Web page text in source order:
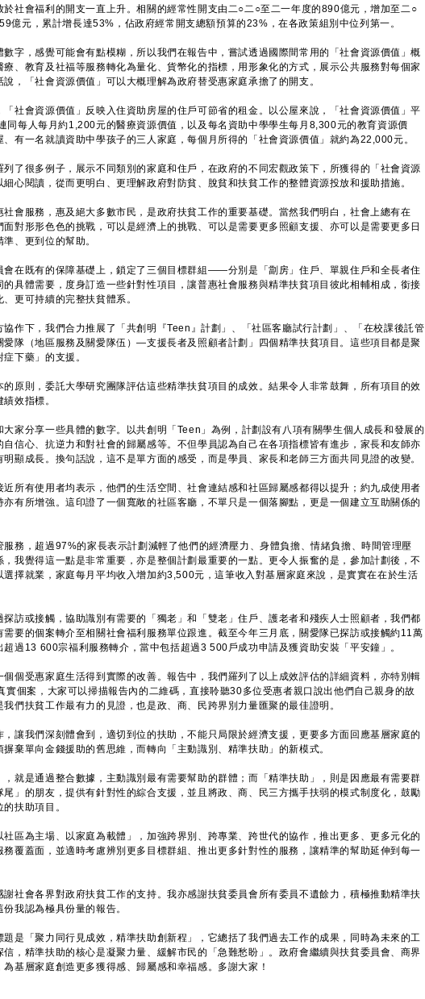
會福利的開支一直上升。相關的經常性開支由二○二○至二一年度的890億元，增加至二○
億元，累計增長達53%，佔政府經常開支總額預算的23%，在各政策組別中位列第一。
，感覺可能會有點模糊，所以我們在報告中，嘗試透過國際間常用的「社會資源價值」概
療、教育及社福等服務轉化為量化、貨幣化的指標，用形象化的方式，展示公共服務對每個家
說，「社會資源價值」可以大概理解為政府替受惠家庭承擔了的開支。
會資源價值」反映入住資助房屋的住戶可節省的租金。以公屋來說，「社會資源價值」平
同每人每月約1,200元的醫療資源價值，以及每名資助中學學生每月8,300元的教育資源價
、有一名就讀資助中學孩子的三人家庭，每個月所得的「社會資源價值」就約為22,000元。
很多例子，展示不同類別的家庭和住戶，在政府的不同宏觀政策下，所獲得的「社會資源
心閱讀，從而更明白、更理解政府對防貧、脫貧和扶貧工作的整體資源投放和援助措施。
服務，惠及絕大多數市民，是政府扶貧工作的重要基礎。當然我們明白，社會上總有在
面對形形色色的挑戰，可以是經濟上的挑戰、可以是需要更多照顧支援、亦可以是需要更多日
、更到位的幫助。
在既有的保障基礎上，鎖定了三個目標群組——分別是「劏房」住戶、單親住戶和全長者住
的具體需要，度身訂造一些針對性項目，讓普惠社會服務與精準扶貧項目彼此相輔相成，銜接
更可持續的完整扶貧體系。
下，我們合力推展了「共創明『Teen』計劃」、「社區客廳試行計劃」、「在校課後託管
愛隊（地區服務及關愛隊伍）—支援長者及照顧者計劃」四個精準扶貧項目。這些項目都是聚
下藥」的支援。
則，委託大學研究團隊評估這些精準扶貧項目的成效。結果令人非常鼓舞，所有項目的效
效指標。
分享一些具體的數字。以共創明「Teen」為例，計劃設有八項有關學生個人成長和發展的
自信心、抗逆力和對社會的歸屬感等。不但學員認為自己在各項指標皆有進步，家長和友師亦
顯成長。換句話說，這不是單方面的感受，而是學員、家長和老師三方面共同見證的改變。
有使用者均表示，他們的生活空間、社會連結感和社區歸屬感都得以提升；約九成使用者
亦有所增強。這印證了一個寬敞的社區客廳，不單只是一個落腳點，更是一個建立互助關係的
，超過97%的家長表示計劃減輕了他們的經濟壓力、身體負擔、情緒負擔、時間管理壓
，我覺得這一點是非常重要，亦是整個計劃最重要的一點。更令人振奮的是，參加計劃後，不
選擇就業，家庭每月平均收入增加約3,500元，這筆收入對基層家庭來說，是實實在在於生活
或接觸，協助識別有需要的「獨老」和「雙老」住戶、護老者和殘疾人士照顧者，我們都
需要的個案轉介至相關社會福利服務單位跟進。截至今年三月底，關愛隊已探訪或接觸約11萬
超過13 600宗福利服務轉介，當中包括超過3 500戶成功申請及獲資助安裝「平安鐘」。
受惠家庭生活得到實際的改善。報告中，我們羅列了以上成效評估的詳細資料，亦特別輯
實個案，大家可以掃描報告內的二維碼，直接聆聽30多位受惠者親口說出他們自己親身的故
們扶貧工作最有力的見證，也是政、商、民跨界別力量匯聚的最佳證明。
我們深刻體會到，適切到位的扶助，不能只局限於經濟支援，更要多方面回應基層家庭的
摒棄單向金錢援助的舊思維，而轉向「主動識別、精準扶助」的新模式。
是通過整合數據，主動識別最有需要幫助的群體；而「精準扶助」，則是因應最有需要群
尾」的朋友，提供有針對性的綜合支援，並且將政、商、民三方攜手扶弱的模式制度化，鼓勵
扶助項目。
為主場、以家庭為載體」，加強跨界別、跨專業、跨世代的協作，推出更多、更多元化的
務覆蓋面，並適時考慮辨別更多目標群組、推出更多針對性的服務，讓精準的幫助延伸到每一
會各界對政府扶貧工作的支持。我亦感謝扶貧委員會所有委員不遺餘力，積極推動精準扶
我認為極具份量的報告。
「聚力同行見成效，精準扶助創新程」，它總括了我們過去工作的成果，同時為未來的工
信，精準扶助的核心是凝聚力量、緩解市民的「急難愁盼」。政府會繼續與扶貧委員會、商界
基層家庭創造更多獲得感、歸屬感和幸福感。多謝大家！